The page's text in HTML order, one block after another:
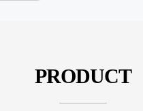
PRODUCT